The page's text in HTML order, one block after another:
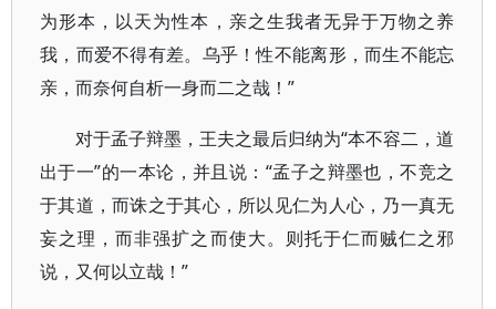
为形本，以天为性本，亲之生我者无异于万物之养
我，而爱不得有差。乌乎！性不能离形，而生不能忘
亲，而奈何自析一身而二之哉！”
对于孟子辩墨，王夫之最后归纳为“本不容二，道
出于一”的一本论，并且说：“孟子之辩墨也，不竞之
于其道，而诛之于其心，所以见仁为人心，乃一真无
妄之理，而非强扩之而使大。则托于仁而贼仁之邪
说，又何以立哉！”